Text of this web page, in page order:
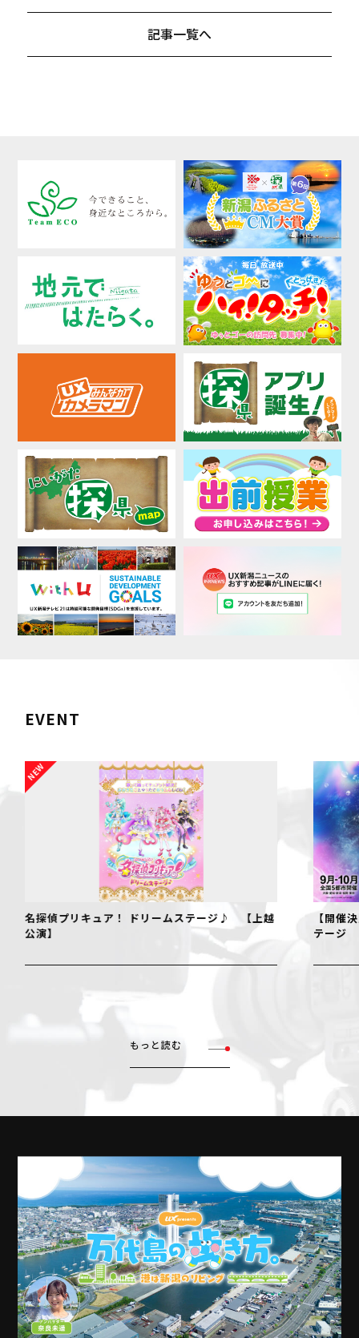
記事一覧へ
EVENT
名探偵プリキュア！ ドリームステージ♪ 【上越
公演】
【開催
テージ
もっと読む